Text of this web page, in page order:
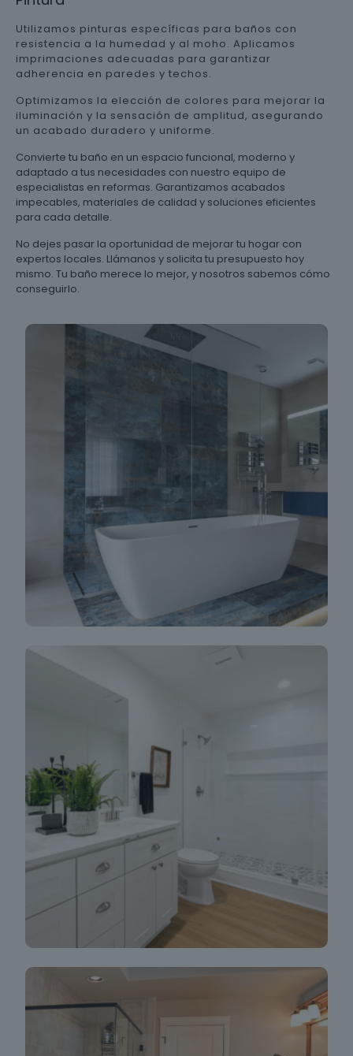
Utilizamos pinturas específicas para baños con
resistencia a la humedad y al moho. Aplicamos
imprimaciones adecuadas para garantizar
adherencia en paredes y techos.
Optimizamos la elección de colores para mejorar la
iluminación y la sensación de amplitud, asegurando
un acabado duradero y uniforme.
Convierte tu baño en un espacio funcional, moderno y
adaptado a tus necesidades con nuestro equipo de
especialistas en reformas. Garantizamos acabados
impecables, materiales de calidad y soluciones eficientes
para cada detalle.
No dejes pasar la oportunidad de mejorar tu hogar con
expertos locales. Llámanos y solicita tu presupuesto hoy
mismo. Tu baño merece lo mejor, y nosotros sabemos cómo
conseguirlo.